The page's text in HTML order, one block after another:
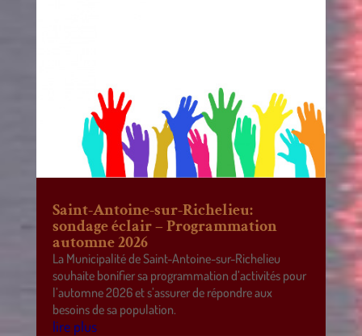
Saint-Antoine-sur-Richelieu:
sondage éclair – Programmation
automne 2026
La Municipalité de Saint-Antoine-sur-Richelieu
souhaite bonifier sa programmation d’activités pour
l’automne 2026 et s’assurer de répondre aux
besoins de sa population.
lire plus